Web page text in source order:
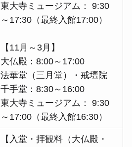
東大寺ミュージアム： 9:30
～17:30（最終入館17:00）
【11月～3月】
大仏殿：8:00～17:00
法華堂（三月堂）・戒壇院
千手堂：8:30～16:00
東大寺ミュージアム： 9:30
～17:00（最終入館16:30）
【入堂・拝観料（大仏殿・